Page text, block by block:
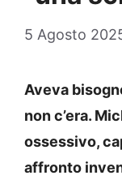
5 Agosto
Aveva
non c’era.
ossessivo,
affronto